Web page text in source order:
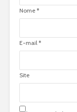
Nome *
E-mail *
Site